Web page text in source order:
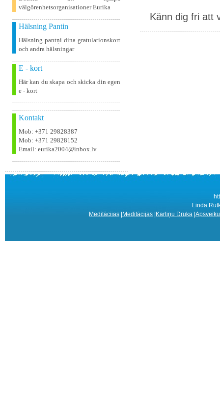
välgörenhetsorganisationer Eurika
Hälsning Pantin
Hälsning pantņi dina gratulationskort
och andra hälsningar
E - kort
Här kan du skapa och skicka din egen
e - kort
Kontakt
Mob: +371 29828387
Mob: +371 29828152
Email: eurika2004@inbox.lv
Känn dig fri att
Linda
Meditācijas Meditācijas Kartiņu Druka